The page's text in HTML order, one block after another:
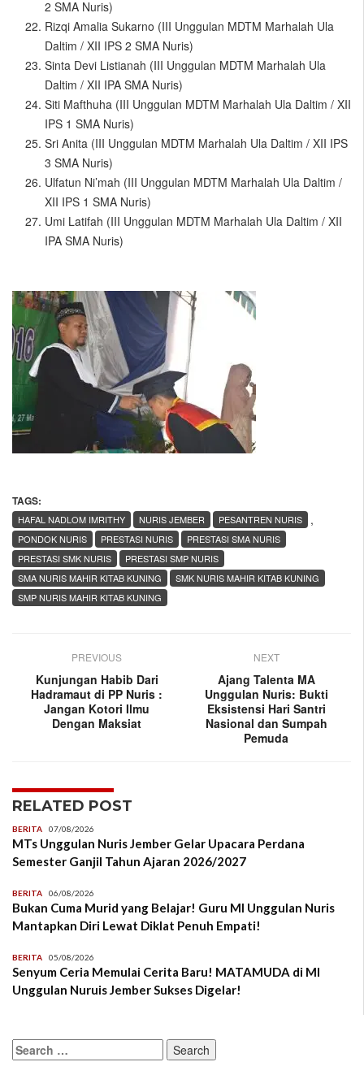
2 SMA Nuris)
Rizqi Amalia Sukarno (III Unggulan MDTM Marhalah Ula
Daltim / XII IPS 2 SMA Nuris)
Sinta Devi Listianah (III Unggulan MDTM Marhalah Ula
Daltim / XII IPA SMA Nuris)
Siti Mafthuha (III Unggulan MDTM Marhalah Ula Daltim / XII
IPS 1 SMA Nuris)
Sri Anita (III Unggulan MDTM Marhalah Ula Daltim / XII IPS
3 SMA Nuris)
Ulfatun Ni’mah (III Unggulan MDTM Marhalah Ula Daltim /
XII IPS 1 SMA Nuris)
Umi Latifah (III Unggulan MDTM Marhalah Ula Daltim / XII
IPA SMA Nuris)
TAGS:
,
HAFAL NADLOM IMRITHY NURIS JEMBER
PESANTREN NURIS
PONDOK NURIS
PRESTASI NURIS
PRESTASI SMA NURIS
PRESTASI SMK NURIS
PRESTASI SMP NURIS
SMA NURIS MAHIR KITAB KUNING
SMK NURIS MAHIR KITAB KUNING
SMP NURIS MAHIR KITAB KUNING
PREVIOUS
Kunjungan Habib Dari
Hadramaut di PP Nuris :
Jangan Kotori Ilmu
Dengan Maksiat
NEXT
Ajang Talenta MA
Unggulan Nuris: Bukti
Eksistensi Hari Santri
Nasional dan Sumpah
Pemuda
RELATED POST
BERITA 07/08/2026
MTs Unggulan Nuris Jember Gelar Upacara Perdana
Semester Ganjil Tahun Ajaran 2026/2027
BERITA 06/08/2026
Bukan Cuma Murid yang Belajar! Guru MI Unggulan Nuris
Mantapkan Diri Lewat Diklat Penuh Empati!
BERITA 05/08/2026
Senyum Ceria Memulai Cerita Baru! MATAMUDA di MI
Unggulan Nuruis Jember Sukses Digelar!
Search
for: